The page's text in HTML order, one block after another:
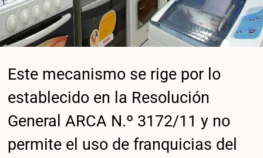
Este mecanismo se rige por lo
establecido en la Resolución
General ARCA N.º 3172/11 y no
permite el uso de franquicias del